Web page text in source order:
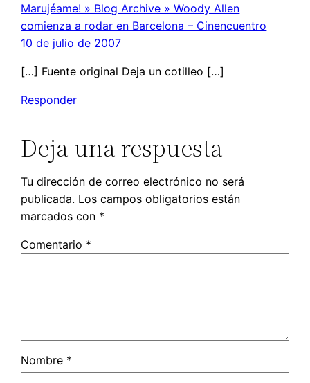
Marujéame! » Blog Archive » Woody Allen
comienza a rodar en Barcelona – Cinencuentro
10 de julio de 2007
[…] Fuente original Deja un cotilleo […]
Responder
Deja una respuesta
Tu dirección de correo electrónico no será
publicada. Los campos obligatorios están
marcados con *
Comentario *
Nombre *